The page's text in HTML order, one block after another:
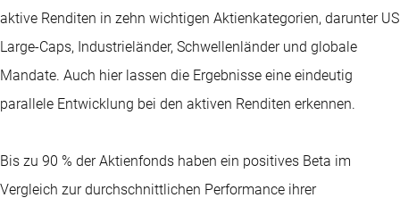
aktive Renditen in zehn wichtigen Aktienkategorien, darunter US
Large-Caps, Industrieländer, Schwellenländer und globale
Mandate. Auch hier lassen die Ergebnisse eine eindeutig
parallele Entwicklung bei den aktiven Renditen erkennen.
Bis zu 90 % der Aktienfonds haben ein positives Beta im
Vergleich zur durchschnittlichen Performance ihrer